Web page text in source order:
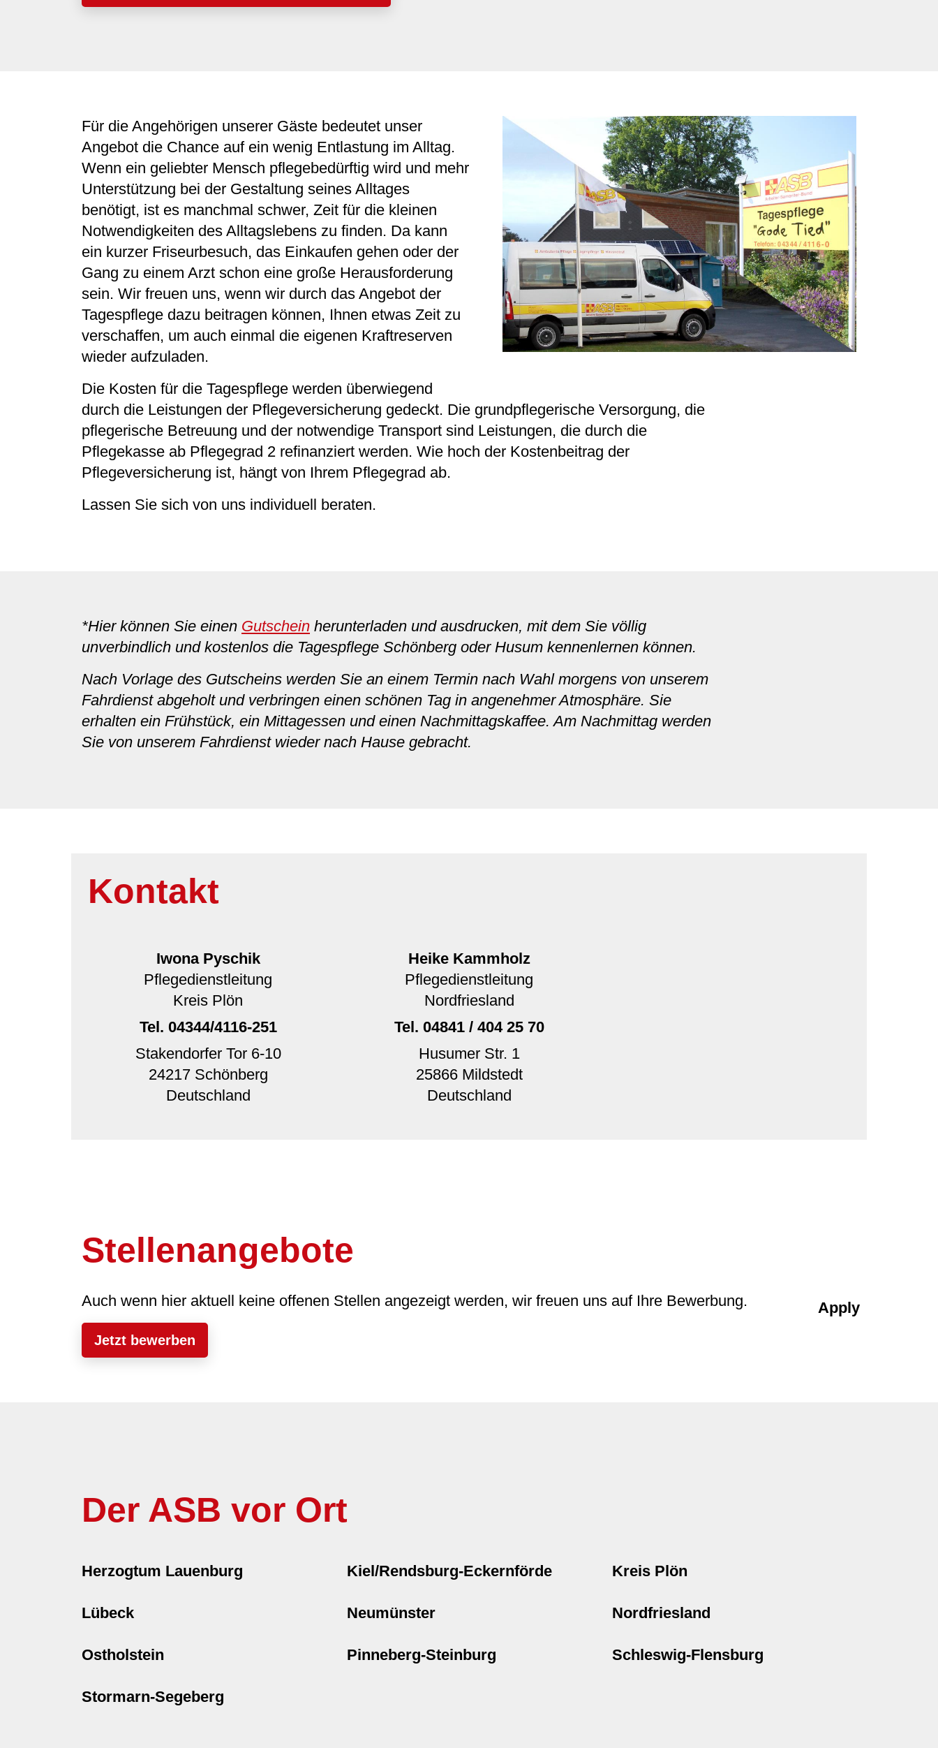
Für die Angehörigen unserer Gäste bedeutet unser
Angebot die Chance auf ein wenig Entlastung im Alltag.
Wenn ein geliebter Mensch pflegebedürftig wird und mehr
Unterstützung bei der Gestaltung seines Alltages
benötigt, ist es manchmal schwer, Zeit für die kleinen
Notwendigkeiten des Alltagslebens zu finden. Da kann
ein kurzer Friseurbesuch, das Einkaufen gehen oder der
Gang zu einem Arzt schon eine große Herausforderung
sein. Wir freuen uns, wenn wir durch das Angebot der
Tagespflege dazu beitragen können, Ihnen etwas Zeit zu
verschaffen, um auch einmal die eigenen Kraftreserven
wieder aufzuladen.
Die Kosten für die Tagespflege werden überwiegend
durch die Leistungen der Pflegeversicherung gedeckt. Die grundpflegerische Versorgung, die
pflegerische Betreuung und der notwendige Transport sind Leistungen, die durch die
Pflegekasse ab Pflegegrad 2 refinanziert werden. Wie hoch der Kostenbeitrag der
Pflegeversicherung ist, hängt von Ihrem Pflegegrad ab.
Lassen Sie sich von uns individuell beraten.
*Hier können Sie einen Gutschein herunterladen und ausdrucken, mit dem Sie völlig
unverbindlich und kostenlos die Tagespflege Schönberg oder Husum kennenlernen können.
Nach Vorlage des Gutscheins werden Sie an einem Termin nach Wahl morgens von unserem
Fahrdienst abgeholt und verbringen einen schönen Tag in angenehmer Atmosphäre. Sie
erhalten ein Frühstück, ein Mittagessen und einen Nachmittagskaffee. Am Nachmittag werden
Sie von unserem Fahrdienst wieder nach Hause gebracht.
Kontakt
Iwona Pyschik
Pflegedienstleitung
Kreis Plön
Tel. 04344/4116-251
Stakendorfer Tor 6-10
24217 Schönberg
Deutschland
Heike Kammholz
Pflegedienstleitung
Nordfriesland
Tel. 04841 / 404 25 70
Husumer Str. 1
25866 Mildstedt
Deutschland
Stellenangebote
Auch wenn hier aktuell keine offenen Stellen angezeigt werden, wir freuen uns auf Ihre Bewerbung.
Jetzt bewerben
Der ASB vor Ort
Herzogtum Lauenburg Kiel/Rendsburg-Eckernförde Kreis Plön
Lübeck Neumünster Nordfriesland
Ostholstein Pinneberg-Steinburg Schleswig-Flensburg
Stormarn-Segeberg